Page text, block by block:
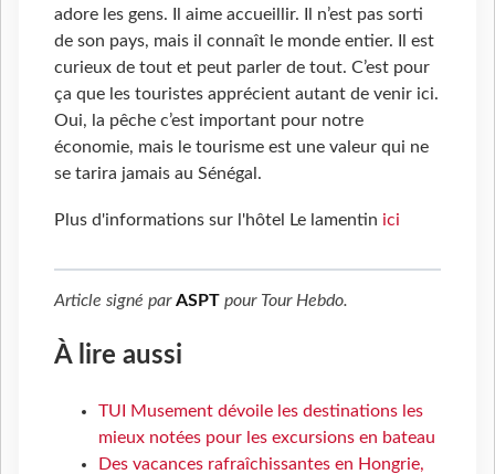
adore les gens. Il aime accueillir. Il n’est pas sorti
de son pays, mais il connaît le monde entier. Il est
curieux de tout et peut parler de tout. C’est pour
ça que les touristes apprécient autant de venir ici.
Oui, la pêche c’est important pour notre
économie, mais le tourisme est une valeur qui ne
se tarira jamais au Sénégal.
Plus d'informations sur l'hôtel Le lamentin ici
Article signé parASPT pour Tour Hebdo.
À lire aussi
TUI Musement dévoile les destinations les
mieux notées pour les excursions en bateau
Des vacances rafraîchissantes en Hongrie,